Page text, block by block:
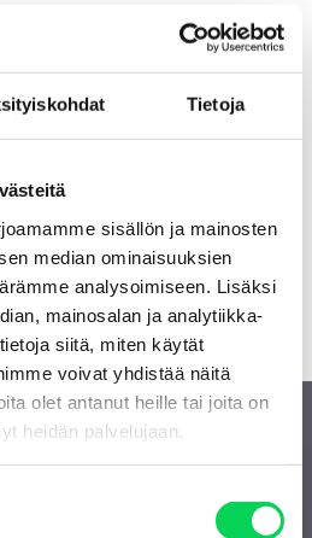
Tietoja
sisällön ja mainosten
median ominaisuuksien
analysoimiseen. Lisäksi
mainosalan ja analytiikka-
siitä, miten käytät
voivat yhdistää näitä
olet antanut heille tai joita on
heidän palvelujaan.
material.
annually at the waste sorting plant
and demolition waste, as well as
for each product in order to reach the
rate.